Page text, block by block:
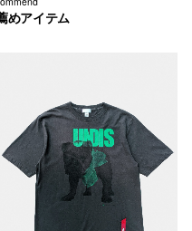
めアイテム